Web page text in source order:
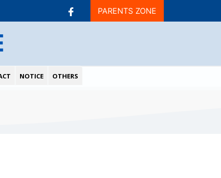
PARENTS ZONE
NOTICE OTHERS